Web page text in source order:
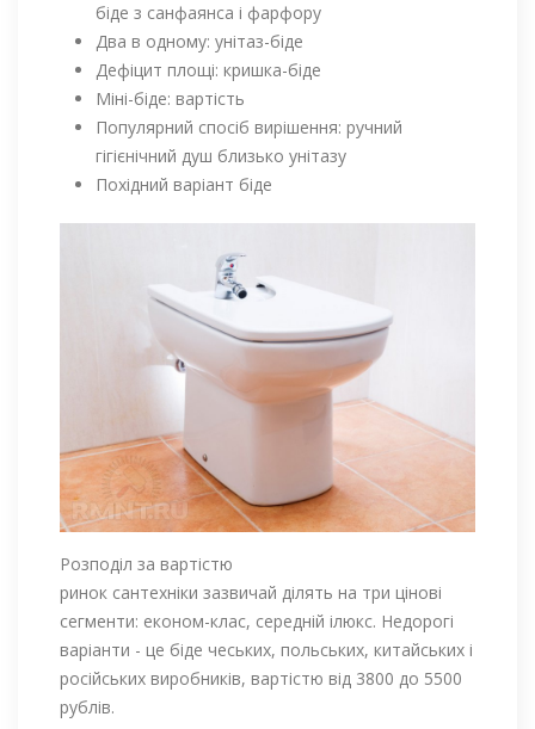
біде з санфаянса і фарфору
Два в одному: унітаз-біде
Дефіцит площі: кришка-біде
Міні-біде: вартість
Популярний спосіб вирішення: ручний
гігієнічний душ близько унітазу
Похідний варіант біде
Розподіл за вартістю
ринок сантехніки зазвичай ділять на три цінові
сегменти: економ-клас, середній ілюкс. Недорогі
варіанти - це біде чеських, польських, китайських і
російських виробників, вартістю від 3800 до 5500
рублів.